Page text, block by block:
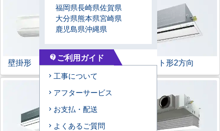
壁掛形 天井カセット形2方向
福岡県長崎県佐賀県
大分県熊本県宮崎県
鹿児島県沖縄県
contact_support ご利用ガイド
工事について
アフターサービス
お支払・配送
よくあるご質問